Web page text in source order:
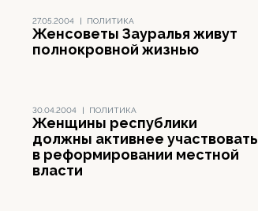
27.05.2004 | ПОЛИТИКА
Женсоветы Зауралья живут
полнокровной жизнью
30.04.2004 | ПОЛИТИКА
Женщины республики
должны активнее участвовать
в реформировании местной
власти